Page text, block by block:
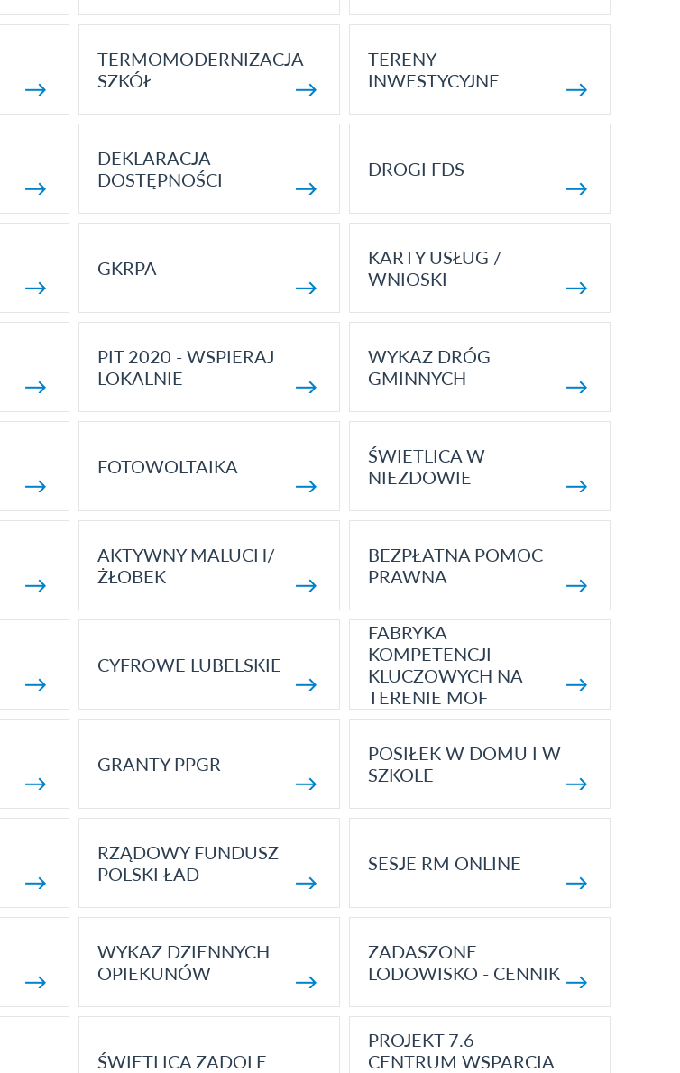
TERMOMODERNIZACJA
SZKÓŁ
TERENY
INWESTYCYJNE
DEKLARACJA
DOSTĘPNOŚCI
DROGI FDS
GKRPA
KARTY USŁUG /
WNIOSKI
PIT 2020 - WSPIERAJ
LOKALNIE
WYKAZ DRÓG
GMINNYCH
FOTOWOLTAIKA
ŚWIETLICA W
NIEZDOWIE
AKTYWNY MALUCH/
ŻŁOBEK
BEZPŁATNA POMOC
PRAWNA
CYFROWE LUBELSKIE
FABRYKA
KOMPETENCJI
KLUCZOWYCH NA
TERENIE MOF
GRANTY PPGR
POSIŁEK W DOMU I W
SZKOLE
RZĄDOWY FUNDUSZ
POLSKI ŁAD
SESJE RM ONLINE
WYKAZ DZIENNYCH
OPIEKUNÓW
ZADASZONE
LODOWISKO - CENNIK
ŚWIETLICA ZADOLE
PROJEKT 7.6
CENTRUM WSPARCIA